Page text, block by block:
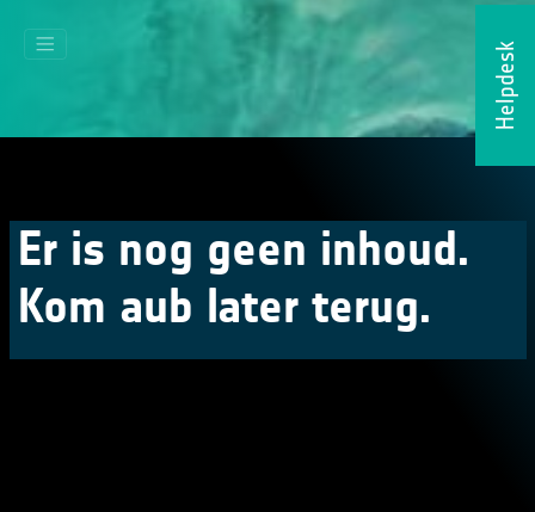
Helpdesk
Er is nog geen inhoud.
Kom aub later terug.